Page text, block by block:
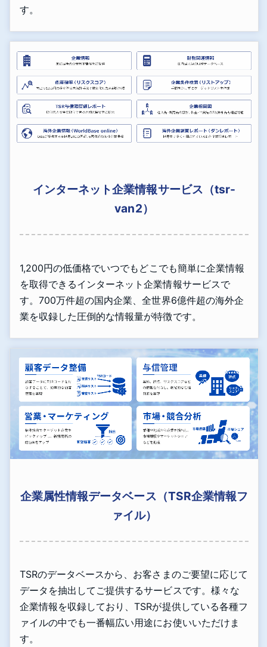
す。
インターネット企業情報サービス（tsr-
van2）
1,200円の低価格でいつでもどこでも簡単に企業情報
を取得できるインターネット企業情報サービスで
す。700万件超の国内企業、全世界6億件超の海外企
業を収録した圧倒的な情報量が特徴です。
企業属性情報データベース（TSR企業情報フ
ァイル）
TSRのデータベースから、お客さまのご要望に応じて
データを抽出してご提供するサービスです。様々な
企業情報を収録しており、TSRが提供している各種フ
ァイルの中でも一番幅広い用途にお使いいただけま
す。